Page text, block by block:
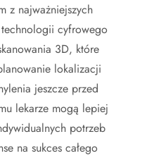
z najważniejszych
cyfrowego
3D, które
lokalizacji
jeszcze przed
lekarze mogą lepiej
potrzeb
na sukces całego